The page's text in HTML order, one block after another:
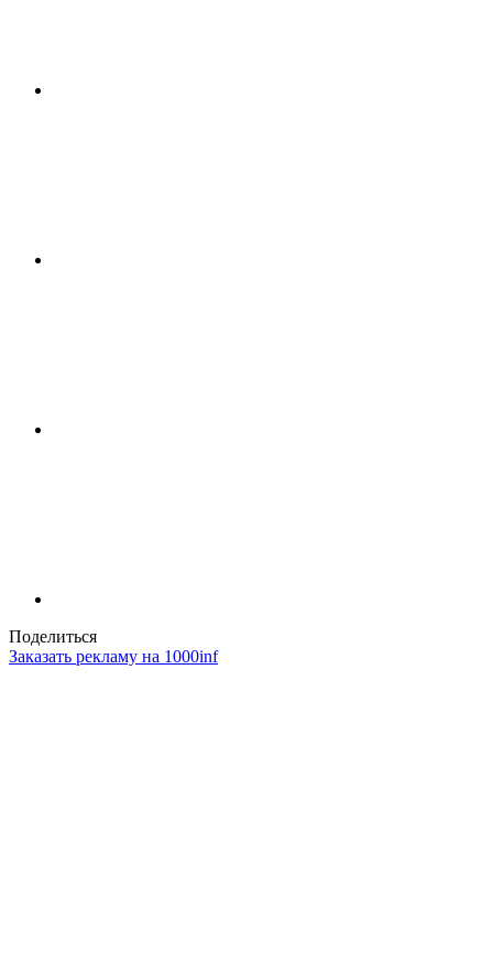
Поделиться
Заказать рекламу на 1000inf